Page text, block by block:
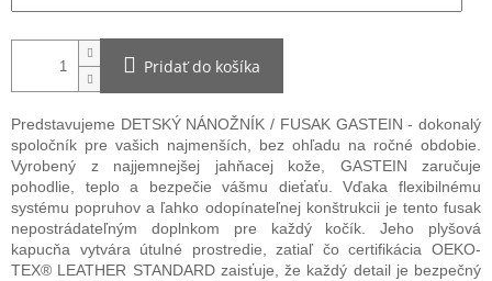
Pridať do košíka
Predstavujeme DETSKÝ NÁNOŽNÍK / FUSAK GASTEIN - dokonalý
spoločník pre vašich najmenších, bez ohľadu na ročné obdobie.
Vyrobený z najjemnejšej jahňacej kože, GASTEIN zaručuje
pohodlie, teplo a bezpečie vášmu dieťaťu. Vďaka flexibilnému
systému popruhov a ľahko odopínateľnej konštrukcii je tento fusak
nepostrádateľným doplnkom pre každý kočík. Jeho plyšová
kapucňa vytvára útulné prostredie, zatiaľ čo certifikácia OEKO-
TEX® LEATHER STANDARD zaisťuje, že každý detail je bezpečný